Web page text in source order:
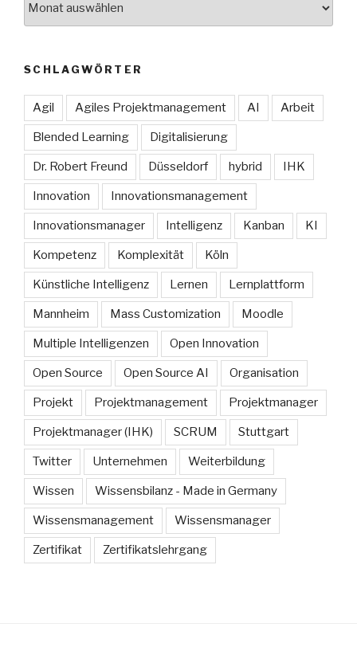
SCHLAGWÖRTER
Agil Agiles Projektmanagement AI Arbeit
Blended Learning Digitalisierung
Dr. Robert Freund Düsseldorf hybrid IHK
Innovation Innovationsmanagement
Innovationsmanager Intelligenz Kanban KI
Kompetenz Komplexität Köln
Künstliche Intelligenz Lernen Lernplattform
Mannheim Mass Customization Moodle
Multiple Intelligenzen Open Innovation
Open Source Open Source AI Organisation
Projekt Projektmanagement Projektmanager
Projektmanager (IHK) SCRUM Stuttgart
Twitter Unternehmen Weiterbildung
Wissen Wissensbilanz - Made in Germany
Wissensmanagement Wissensmanager
Zertifikat Zertifikatslehrgang